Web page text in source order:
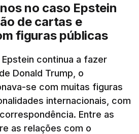
no caso Epstein
de cartas e
figuras públicas
continua a fazer
Donald Trump, o
se com muitas figuras
internacionais, com
Entre as
as relações com o